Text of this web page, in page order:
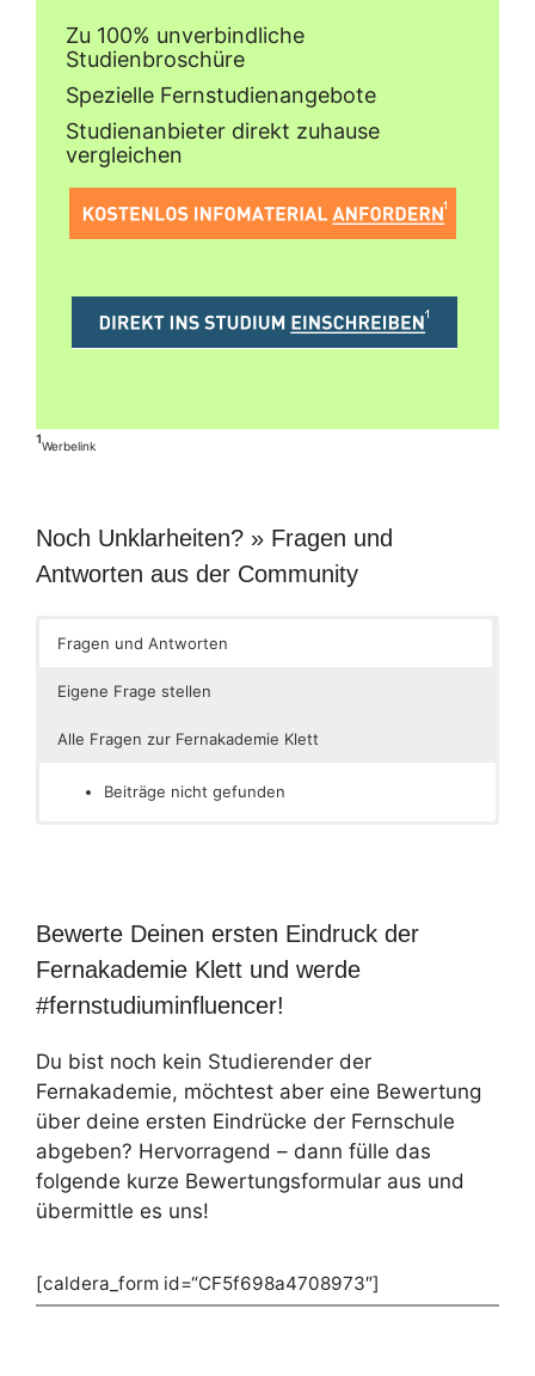
Zu 100% unverbindliche
Studienbroschüre
Spezielle Fernstudienangebote
Studienanbieter direkt zuhause
vergleichen
¹Werbelink
Noch Unklarheiten? » Fragen und
Antworten aus der Community
Fragen und Antworten
Eigene Frage stellen
Alle Fragen zur Fernakademie Klett
Beiträge nicht gefunden
Bewerte Deinen ersten Eindruck der
Fernakademie Klett und werde
#fernstudiuminfluencer!
Du bist noch kein Studierender der
Fernakademie, möchtest aber eine Bewertung
über deine ersten Eindrücke der Fernschule
abgeben? Hervorragend – dann fülle das
folgende kurze Bewertungsformular aus und
übermittle es uns!
[caldera_form id=“CF5f698a4708973″]